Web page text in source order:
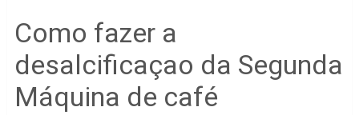
Como fazer a
desalcificaçao da Segunda
Máquina de café